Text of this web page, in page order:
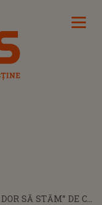
SĂ STĂM” DE CE